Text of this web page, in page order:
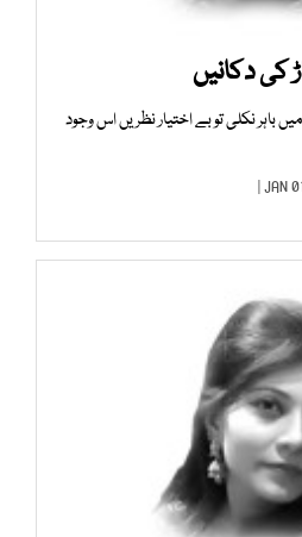
کی دکانیں
باہر نکلی تو بے اختیار نظریں اس وجود